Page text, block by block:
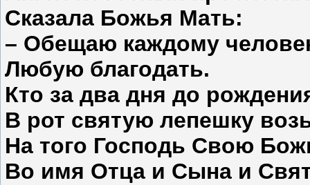
Сказала Божья Мать:
– Обещаю каждому
Любую благодать.
Кто за два дня до
В рот святую лепешку
На того Господь Свою
Во имя Отца и Сына и